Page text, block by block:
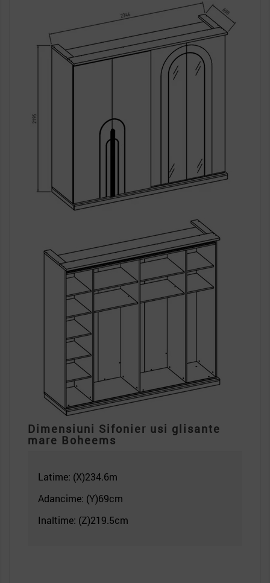
Dimensiuni Sifonier usi glisante
mare Boheems
Latime: (X)234.6m
Adancime: (Y)69cm
Inaltime: (Z)219.5cm